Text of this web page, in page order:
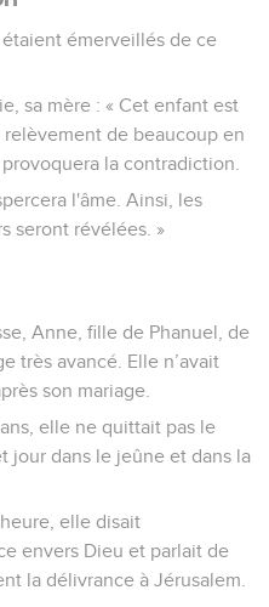
émerveillés de ce
sa mère : « Cet enfant est
de beaucoup en
la contradiction.
l'âme. Ainsi, les
seront révélées. »
Anne, fille de Phanuel, de
très avancé. Elle n’avait
son mariage.
elle ne quittait pas le
jour dans le jeûne et dans la
elle disait
envers Dieu et parlait de
la délivrance à Jérusalem.